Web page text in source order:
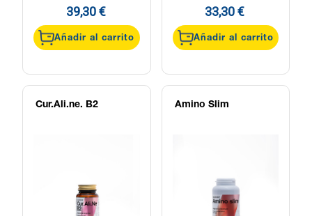
39,30 €
Añadir al carrito
33,30 €
Añadir al carrito
Cur.Ali.ne. B2 Amino Slim